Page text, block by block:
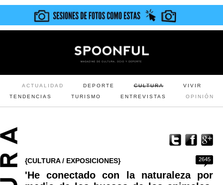
ACTUALIDAD DEPORTE CULTURA
VIVIR
TENDENCIAS
TURISMO ENTREVISTAS OPINIÓN
2645
{CULTURA / EXPOSICIONES}
'He conectado con la naturaleza por